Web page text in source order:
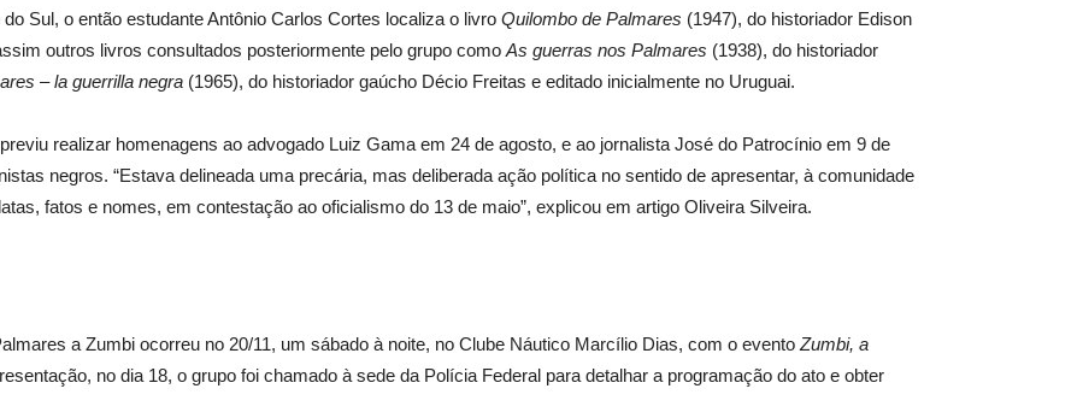
Sul, o então estudante Antônio Carlos Cortes localiza o livro Quilombo de Palmares (1947), do historiador Edison
outros livros consultados posteriormente pelo grupo como As guerras nos Palmares (1938), do historiador
– la guerrilla negra (1965), do historiador gaúcho Décio Freitas e editado inicialmente no Uruguai.
realizar homenagens ao advogado Luiz Gama em 24 de agosto, e ao jornalista José do Patrocínio em 9 de
negros. “Estava delineada uma precária, mas deliberada ação política no sentido de apresentar, à comunidade
fatos e nomes, em contestação ao oficialismo do 13 de maio”, explicou em artigo Oliveira Silveira.
a Zumbi ocorreu no 20/11, um sábado à noite, no Clube Náutico Marcílio Dias, com o evento Zumbi, a
no dia 18, o grupo foi chamado à sede da Polícia Federal para detalhar a programação do ato e obter